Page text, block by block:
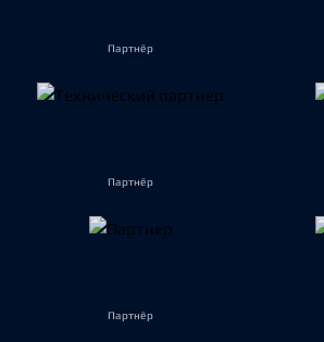
Партнёр
Партнёр
Партнёр